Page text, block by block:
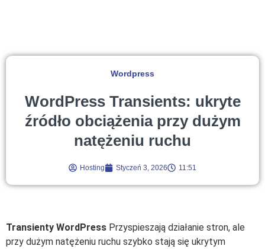
Wordpress
WordPress Transients: ukryte
źródło obciążenia przy dużym
natężeniu ruchu
Hosting Styczeń 3, 2026 11:51
Transienty WordPress Przyspieszają działanie stron, ale
przy dużym natężeniu ruchu szybko stają się ukrytym